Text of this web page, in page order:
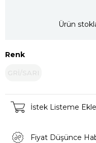
Ürün
Renk
GRİ/SARI
İstek Listeme Ekle
Fiyat Düşünce